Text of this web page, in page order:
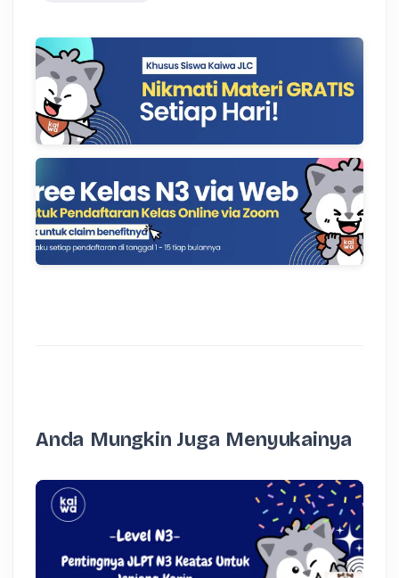
Anda Mungkin Juga Menyukainya